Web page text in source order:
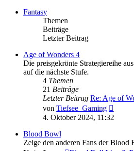
Fantasy
Themen
Beiträge
Letzter Beitrag
Age of Wonders 4
Die preisgekrönte Strategiereihe
auf die nächste Stufe.
4 Themen
21 Beiträge
Letzter Beitrag Re: Age of
von Tiefsee_Gaming
Beitrag
4. Oktober 2024, 11:32
Blood Bowl
Zeige den anderen Fans der